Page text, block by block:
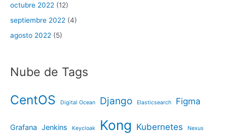
octubre 2022 (12)
septiembre 2022 (4)
agosto 2022 (5)
Nube de Tags
CentOS Digital Ocean Django Elasticsearch Figma
Grafana Jenkins Keycloak Kong Kubernetes Nexus